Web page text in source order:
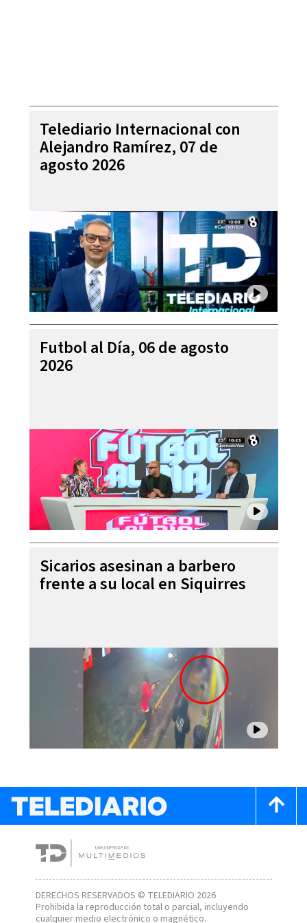
Telediario Internacional con
Alejandro Ramírez, 07 de
agosto 2026
Futbol al Día, 06 de agosto
2026
Sicarios asesinan a barbero
frente a su local en Siquirres
DERECHOS RESERVADOS © TELEDIARIO 2026
Prohibida la reproducción total o parcial, incluyendo
cualquier medio electrónico o magnético.